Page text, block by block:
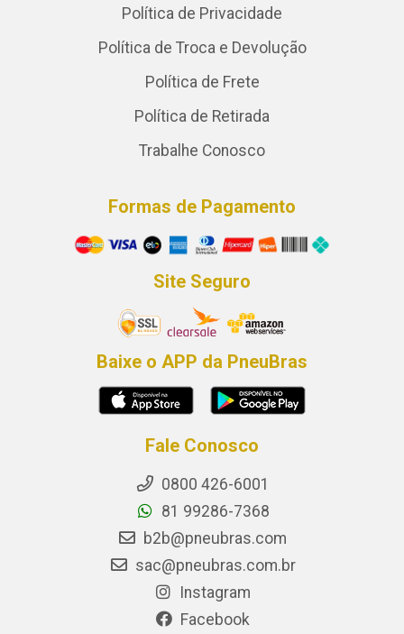
Política de Privacidade
Política de Troca e Devolução
Política de Frete
Política de Retirada
Trabalhe Conosco
Formas de Pagamento
Site Seguro
Baixe o APP da PneuBras
Fale Conosco
0800 426-6001
81 99286-7368
b2b@pneubras.com
sac@pneubras.com.br
Instagram
Facebook